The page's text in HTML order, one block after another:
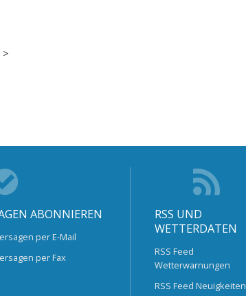
ABONNIEREN
per E-Mail
per Fax
RSS UND
WETTERDATEN
RSS Feed
Wetterwarnungen
RSS Feed Neuigkeiten